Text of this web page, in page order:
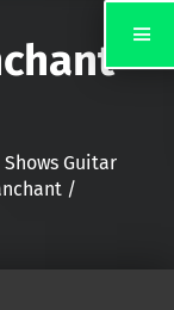
Shows Guitar
/